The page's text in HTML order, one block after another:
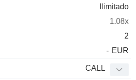
Ilimitado
1.08x
2
- EUR
CALL